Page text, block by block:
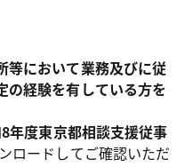
等において業務及びに従
の経験を有している方を
年度東京都相談支援従事
ロードしてご確認いただ